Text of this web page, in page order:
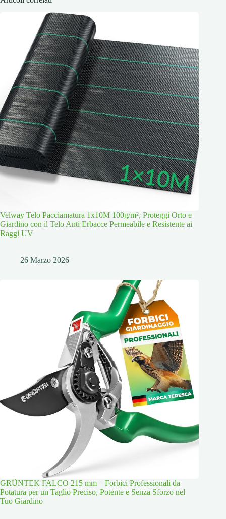
Velway Telo Pacciamatura 1x10M 100g/m², Proteggi Orto e
Giardino con il Telo Anti Erbacce Permeabile e Resistente ai
Raggi UV
26 Marzo 2026
GRÜNTEK FALCO 215 mm – Forbici Professionali da
Potatura per un Taglio Preciso, Potente e Senza Sforzo nel
Tuo Giardino